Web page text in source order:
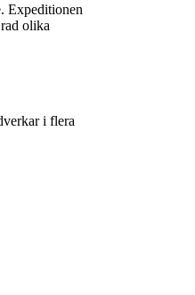
Expeditionen
olika
i flera